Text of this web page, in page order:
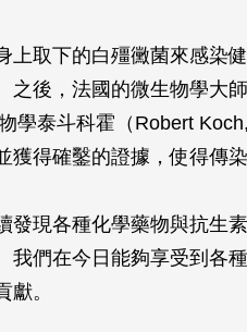
上取下的白殭黴菌來感染
之後，法國的微生物學大
學泰斗科霍（Robert
獲得確鑿的證據，使得傳
發現各種化學藥物與抗生
我們在今日能夠享受到各
獻。